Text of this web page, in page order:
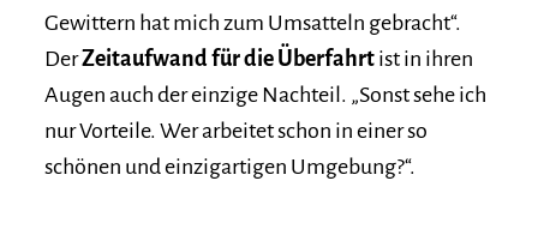
Gewittern hat mich zum Umsatteln gebracht“.
DerZeitaufwand für die Überfahrt ist in ihren
Augen auch der einzige Nachteil. „Sonst sehe ich
nur Vorteile. Wer arbeitet schon in einer so
schönen und einzigartigen Umgebung?“.